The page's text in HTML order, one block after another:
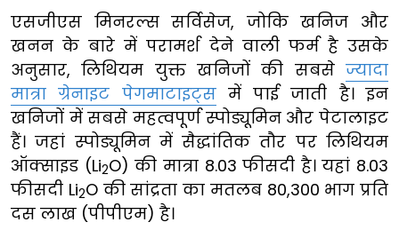
एसजीएस मिनरल्स सर्विसेज, जोकि खनिज और
खनन के बारे में परामर्श देने वाली फर्म है उसके
अनुसार, लिथियम युक्त खनिजों की सबसे ज्यादा
मात्रा ग्रेनाइट पेगमाटाइट्समें पाई जाती है। इन
खनिजों में सबसे महत्वपूर्ण स्पोड्यूमिन और पेटालाइट
हैं। जहां स्पोड्यूमिन में सैद्धांतिक तौर पर लिथियम
ऑक्साइड (Li2O) की मात्रा 8.03 फीसदी है। यहां 8.03
फीसदी Li2O की सांद्रता का मतलब 80,300 भाग प्रति
दस लाख (पीपीएम) है।